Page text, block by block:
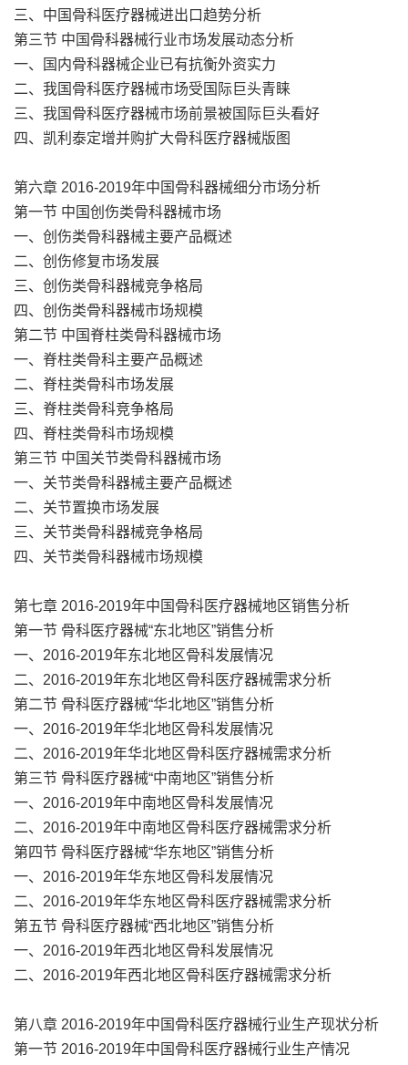
三、中国骨科医疗器械进出口趋势分析
第三节 中国骨科器械行业市场发展动态分析
一、国内骨科器械企业已有抗衡外资实力
二、我国骨科医疗器械市场受国际巨头青睐
三、我国骨科医疗器械市场前景被国际巨头看好
四、凯利泰定增并购扩大骨科医疗器械版图
第六章 2016-2019年中国骨科器械细分市场分析
第一节 中国创伤类骨科器械市场
一、创伤类骨科器械主要产品概述
二、创伤修复市场发展
三、创伤类骨科器械竞争格局
四、创伤类骨科器械市场规模
第二节 中国脊柱类骨科器械市场
一、脊柱类骨科主要产品概述
二、脊柱类骨科市场发展
三、脊柱类骨科竞争格局
四、脊柱类骨科市场规模
第三节 中国关节类骨科器械市场
一、关节类骨科器械主要产品概述
二、关节置换市场发展
三、关节类骨科器械竞争格局
四、关节类骨科器械市场规模
第七章 2016-2019年中国骨科医疗器械地区销售分析
第一节 骨科医疗器械“东北地区”销售分析
一、2016-2019年东北地区骨科发展情况
二、2016-2019年东北地区骨科医疗器械需求分析
第二节 骨科医疗器械“华北地区”销售分析
一、2016-2019年华北地区骨科发展情况
二、2016-2019年华北地区骨科医疗器械需求分析
第三节 骨科医疗器械“中南地区”销售分析
一、2016-2019年中南地区骨科发展情况
二、2016-2019年中南地区骨科医疗器械需求分析
第四节 骨科医疗器械“华东地区”销售分析
一、2016-2019年华东地区骨科发展情况
二、2016-2019年华东地区骨科医疗器械需求分析
第五节 骨科医疗器械“西北地区”销售分析
一、2016-2019年西北地区骨科发展情况
二、2016-2019年西北地区骨科医疗器械需求分析
第八章 2016-2019年中国骨科医疗器械行业生产现状分析
第一节 2016-2019年中国骨科医疗器械行业生产情况